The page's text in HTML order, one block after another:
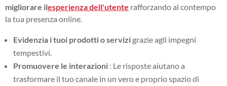
migliorare ilesperienza dell'utente rafforzando al contempo
la tua presenza online.
Evidenzia i tuoi prodotti o servizi grazie agli impegni
tempestivi.
Promuovere le interazioni : Le risposte aiutano a
trasformare il tuo canale in un vero e proprio spazio di